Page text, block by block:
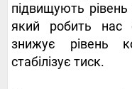
підвищують
який робить нас
знижує рівень
стабілізує тиск.